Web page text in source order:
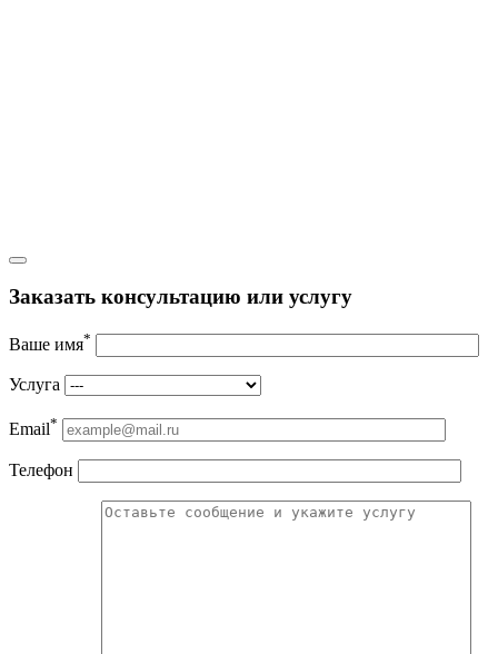
Заказать консультацию или услугу
Ваше имя*
Услуга
Email*
Телефон